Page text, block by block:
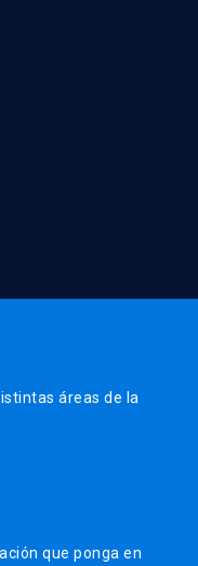
áreas de la
que ponga en